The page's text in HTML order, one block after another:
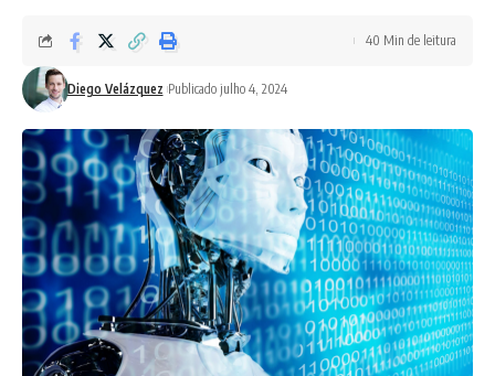
Diego Velázquez Publicado julho 4, 2024
40 Min de leitura